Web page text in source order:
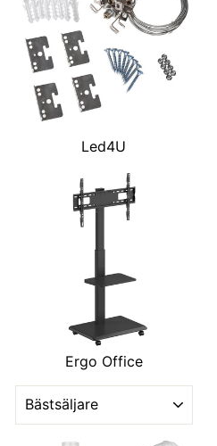
Led4U
Ergo Office